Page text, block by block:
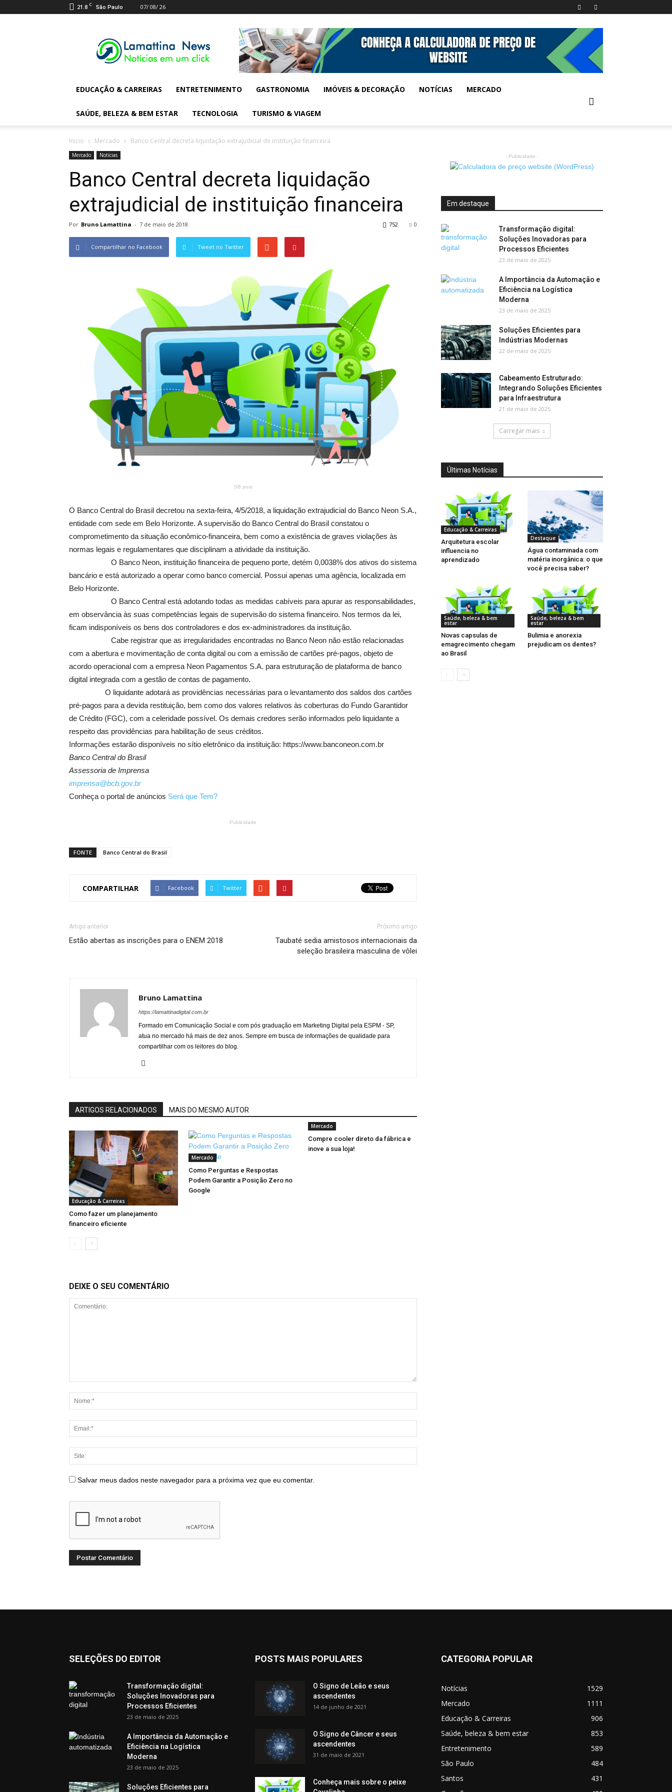
21.8 C São Paulo 07/ 08/ 26
Digital
News
EDUCAÇÃO & CARREIRAS ENTRETENIMENTO GASTRONOMIA IMÓVEIS & DECORAÇÃO NOTÍCIAS MERCADO
SAÚDE, BELEZA & BEM ESTAR TECNOLOGIA TURISMO & VIAGEM
Inicio Mercado Banco Central decreta liquidação extrajudicial de instituição financeira
Mercado Notícias
Banco Central decreta liquidação
extrajudicial de instituição financeira
Por Bruno Lamattina - 7 de maio de 2018 0
752
Compartilhar no Facebook Tweet no Twitter
SB post
O Banco Central do Brasil decretou na sexta-feira, 4/5/2018, a liquidação extrajudicial do Banco Neon S.A.,
entidade com sede em Belo Horizonte. A supervisão do Banco Central do Brasil constatou o
comprometimento da situação econômico-financeira, bem como a existência de graves violações às
normas legais e regulamentares que disciplinam a atividade da instituição.
O Banco Neon, instituição financeira de pequeno porte, detém 0,0038% dos ativos do sistema
bancário e está autorizado a operar como banco comercial. Possui apenas uma agência, localizada em
Belo Horizonte.
O Banco Central está adotando todas as medidas cabíveis para apurar as responsabilidades,
em observância às suas competências legais de supervisão do sistema financeiro. Nos termos da lei,
ficam indisponíveis os bens dos controladores e dos ex-administradores da instituição.
Cabe registrar que as irregularidades encontradas no Banco Neon não estão relacionadas
com a abertura e movimentação de conta digital ou com a emissão de cartões pré-pagos, objeto de
acordo operacional com a empresa Neon Pagamentos S.A. para estruturação de plataforma de banco
digital integrada com a gestão de contas de pagamento.
O liquidante adotará as providências necessárias para o levantamento dos saldos dos cartões
pré-pagos para a devida restituição, bem como dos valores relativos às coberturas do Fundo Garantidor
de Crédito (FGC), com a celeridade possível. Os demais credores serão informados pelo liquidante a
respeito das providências para habilitação de seus créditos.
Informações estarão disponíveis no sítio eletrônico da instituição: https://www.banconeon.com.br
Banco Central do Brasil
Assessoria de Imprensa
imprensa@bcb.gov.br
Conheça o portal de anúncios Será que Tem?
Publicidade
FONTE Banco Central do Brasil
COMPARTILHAR Facebook Twitter
Artigo anterior
Estão abertas as inscrições para o ENEM 2018
Próximo artigo
Taubaté sedia amistosos internacionais da
seleção brasileira masculina de vôlei
Bruno Lamattina
https://lamattinadigital.com.br
Formado em Comunicação Social e com pós graduação em Marketing Digital pela ESPM - SP,
atua no mercado há mais de dez anos. Sempre em busca de informações de qualidade para
compartilhar com os leitores do blog.
ARTIGOS RELACIONADOS MAIS DO MESMO AUTOR
Educação & Carreiras
Como fazer um planejamento
financeiro eficiente
Mercado
Como Perguntas e Respostas
Podem Garantir a Posição Zero no
Google
Mercado
Compre cooler direto da fábrica e
inove a sua loja!
DEIXE O SEU COMENTÁRIO
Salvar meus dados neste navegador para a próxima vez que eu comentar.
- Publicidade -
Em destaque
Transformação digital:
Soluções Inovadoras para
Processos Eficientes
23 de maio de 2025
A Importância da Automação e
Eficiência na Logística
Moderna
23 de maio de 2025
Soluções Eficientes para
Indústrias Modernas
22 de maio de 2025
Cabeamento Estruturado:
Integrando Soluções Eficientes
para Infraestrutura
21 de maio de 2025
Carregar mais
Últimas Notícias
Educação & Carreiras
Arquitetura escolar
influencia no
aprendizado
Destaque
Água contaminada com
matéria inorgânica: o que
você precisa saber?
Saúde, beleza & bem
estar
Novas capsulas de
emagrecimento chegam
ao Brasil
Saúde, beleza & bem
estar
Bulimia e anorexia
prejudicam os dentes?
SELEÇÕES DO EDITOR
Transformação digital:
Soluções Inovadoras para
Processos Eficientes
23 de maio de 2025
A Importância da Automação e
Eficiência na Logística
Moderna
23 de maio de 2025
Soluções Eficientes para
POSTS MAIS POPULARES
O Signo de Leão e seus
ascendentes
14 de junho de 2021
O Signo de Câncer e seus
ascendentes
31 de maio de 2021
Conheça mais sobre o peixe
CATEGORIA POPULAR
Notícias
1529
Mercado
1111
Educação & Carreiras
906
Saúde, beleza & bem estar
853
Entretenimento
589
São Paulo
484
Santos
431